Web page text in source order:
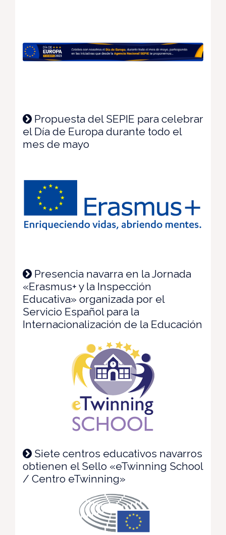
Propuesta del SEPIE para celebrar
el Día de Europa durante todo el
mes de mayo
Presencia navarra en la Jornada
«Erasmus+ y la Inspección
Educativa» organizada por el
Servicio Español para la
Internacionalización de la Educación
Siete centros educativos navarros
obtienen el Sello «eTwinning School
/ Centro eTwinning»